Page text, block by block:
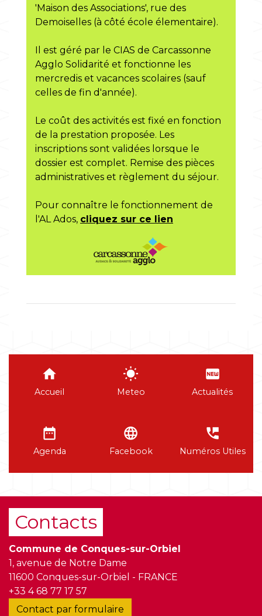
'Maison des Associations', rue des
Demoiselles (à côté école élementaire).
Il est géré par le CIAS de Carcassonne
Agglo Solidarité et fonctionne les
mercredis et vacances scolaires (sauf
celles de fin d'année).
Le coût des activités est fixé en fonction
de la prestation proposée. Les
inscriptions sont validées lorsque le
dossier est complet. Remise des pièces
administratives et règlement du séjour.
Pour connaître le fonctionnement de
l'AL Ados, cliquez sur ce lien
home
Accueil
wb_sunny
Meteo
fiber_new
Actualités
date_range
Agenda
language
Facebook
perm_phone_msg
Numéros Utiles
Contacts
Commune de Conques-sur-Orbiel
1, avenue de Notre Dame
11600 Conques-sur-Orbiel - FRANCE
+33 4 68 77 17 57
Contact par formulaire